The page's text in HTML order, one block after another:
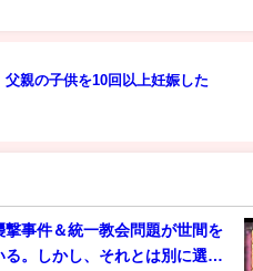
父親の子供を10回以上妊娠した
撃事件＆統一教会問題が世間を
る。しかし、それとは別に選挙